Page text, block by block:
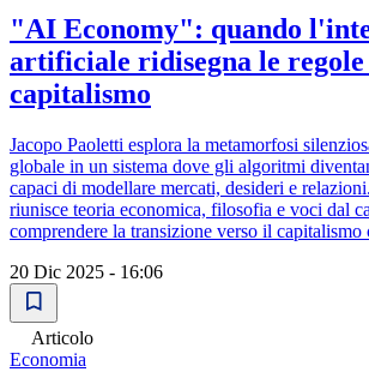
"AI Economy": quando
artificiale ridisegna le regole
capitalismo
Jacopo Paoletti esplora la metamorfosi
globale in un sistema dove gli algoritmi
capaci di modellare mercati, desideri e
riunisce teoria economica, filosofia e voci dal
comprendere la transizione verso il
20 Dic 2025 - 16:06
Articolo
Economia